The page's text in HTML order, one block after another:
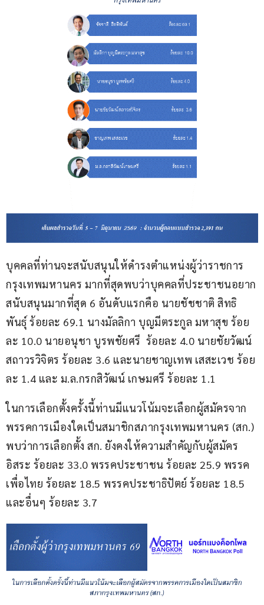
บุคคลที่ท่านจะสนับสนุนให้ดำรงตำแหน่งผู้ว่าราชการ
กรุงเทพมหานคร มากที่สุดพบว่าบุคคลที่ประชาชนอยาก
สนับสนุนมากที่สุด 6 อันดับแรกคือ นายชัชชาติ สิทธิ
พันธุ์ ร้อยละ 69.1 นางมัลลิกา บุญมีตระกูล มหาสุข ร้อย
ละ 10.0 นายอนุชา บูรพชัยศรี  ร้อยละ 4.0 นายชัยวัฒน์
สถาวรวิจิตร ร้อยละ 3.6 และนายชาญเทพ เสสะเวช ร้อย
ละ 1.4 และ ม.ล.กรกสิวัฒน์ เกษมศรี ร้อยละ 1.1
ในการเลือกตั้งครั้งนี้ท่านมีแนวโน้มจะเลือกผู้สมัครจาก
พรรคการเมืองใดเป็นสมาชิกสภากรุงเทพมหานคร (สก.)
พบว่าการเลือกตั้ง สก. ยังคงให้ความสำคัญกับผู้สมัคร
อิสระ ร้อยละ 33.0 พรรคประชาชน ร้อยละ 25.9 พรรค
เพื่อไทย ร้อยละ 18.5 พรรคประชาธิปัตย์ ร้อยละ 18.5
และอื่นๆ ร้อยละ 3.7